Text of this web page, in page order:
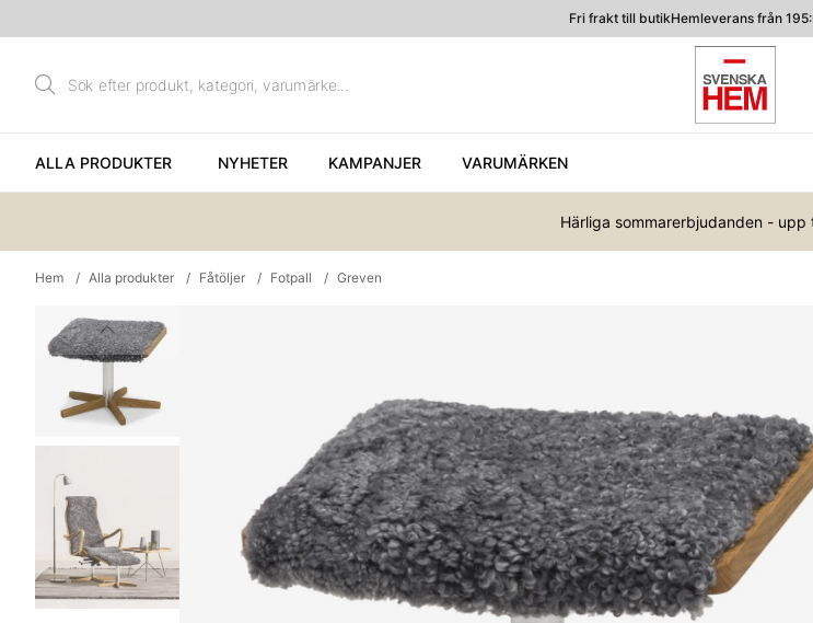
Fri frakt till butikHemleverans från
ALLA PRODUKTER NYHETER KAMPANJER VARUMÄRKEN
Härliga sommarerbjudanden - upp
Hem Alla produkter Fåtöljer Fotpall Greven
Produktbilder